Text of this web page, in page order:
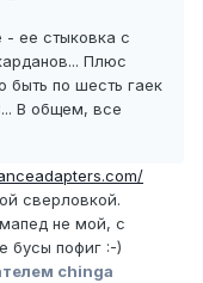
- ее стыковка с
Плюс
быть по шесть гаек
В общем, все
сверловкой.
мапед не мой, с
бусы пофиг :-)
chinga